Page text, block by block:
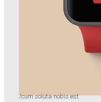
/cum soluta nobis est